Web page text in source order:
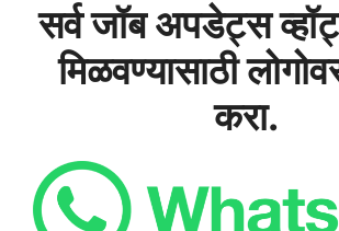
सर्व जॉब अपडेट्स
मिळवण्यासाठी
करा.